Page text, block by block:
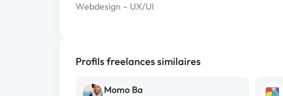
Webdesign – UX/UI
Profils freelances similaires
Momo Ba